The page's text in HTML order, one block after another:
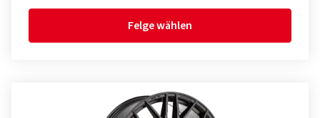
Felge wählen